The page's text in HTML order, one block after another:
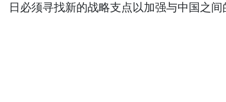
日必须寻找新的战略支点以加强与中国之